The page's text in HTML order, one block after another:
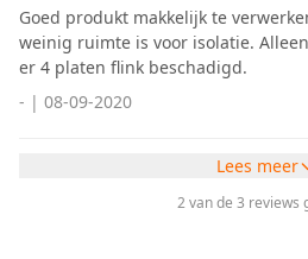
Goed produkt makkelijk te
weinig ruimte is voor isolatie.
er 4 platen flink beschadigd.
- | 08-09-2020
Lees meer
2 van de 3 reviews